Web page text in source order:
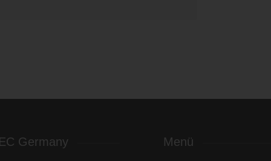
Germany Menü